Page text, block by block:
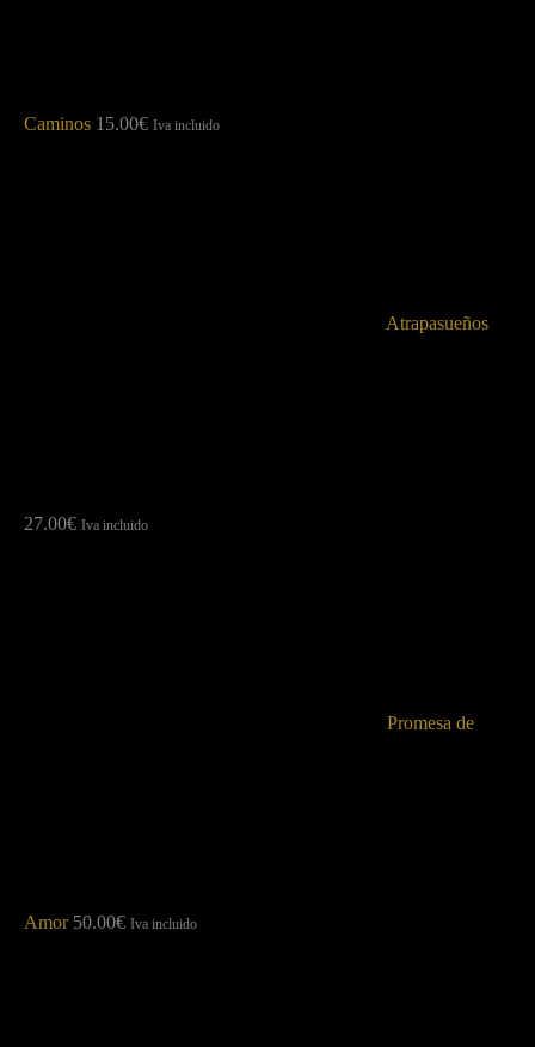
Caminos 15.00€ Iva incluido
Atrapasueños
27.00€ Iva incluido
Promesa de
Amor 50.00€ Iva incluido